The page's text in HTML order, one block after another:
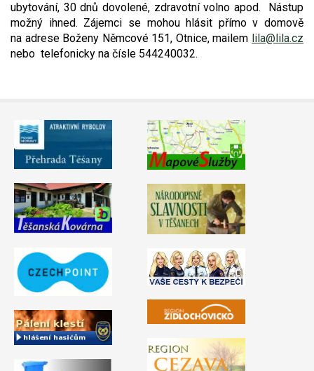
ubytování, 30 dnů dovolené, zdravotní volno apod. Nástup
možný ihned. Zájemci se mohou hlásit přímo v domově
na adrese Boženy Němcové 151, Otnice, mailem lila@lila.cz
nebo telefonicky na čísle 544240032.
Video - průlet dronem
Naše koně
Poruchy, omezení
Mapové služby
Zpravodaj
Okolní obce
Nabídka práce
Smuteční oznámení